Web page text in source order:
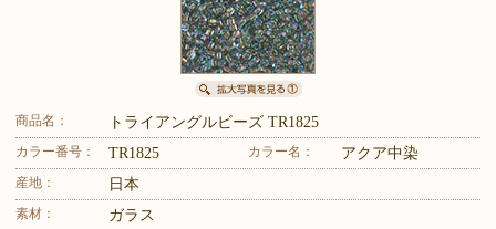
商品名： トライアングルビーズ TR1825
カラー番号： TR1825 カラー名： アクア中染
産地： 日本
素材： ガラス